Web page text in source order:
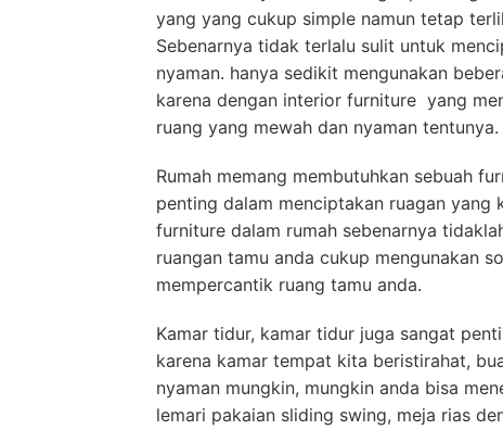
yang yang cukup simple namun tetap
Sebenarnya tidak terlalu sulit untuk
nyaman. hanya sedikit mengunakan
karena dengan interior furniture yang
ruang yang mewah dan nyaman tentunya.
Rumah memang membutuhkan sebuah
penting dalam menciptakan ruagan yang
furniture dalam rumah sebenarnya
ruangan tamu anda cukup mengunakan
mempercantik ruang tamu anda.
Kamar tidur, kamar tidur juga sangat
karena kamar tempat kita beristirahat,
nyaman mungkin, mungkin anda bisa
lemari pakaian sliding swing, meja rias